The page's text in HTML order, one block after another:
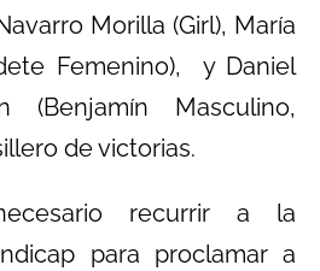
Morilla (Girl), María
Femenino), y Daniel
(Benjamín Masculino,
de victorias.
recurrir a la
para proclamar a